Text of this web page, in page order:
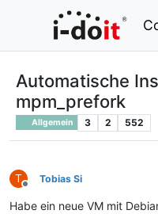
Automatische
mpm_prefork
Allgemein 3 2 552
T
Offline
Tobias Si
Habe ein neue VM mit